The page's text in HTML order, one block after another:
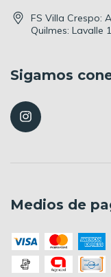
FS Villa Crespo:
Quilmes: Lavalle
Sigamos
Medios de